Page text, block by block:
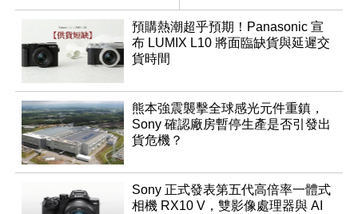
調編輯
預購熱潮超乎預期！Panasonic 宣
布 LUMIX L10 將面臨缺貨與延遲交
貨時間
熊本強震襲擊全球感光元件重鎮，
Sony 確認廠房暫停生產是否引發出
貨危機？
Sony 正式發表第五代高倍率一體式
相機 RX10 V，雙影像處理器與 AI